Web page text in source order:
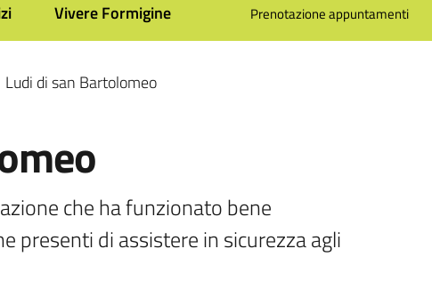
Vivere Formigine Prenotazione appuntamenti
Ludi di san Bartolomeo
che ha funzionato bene
presenti di assistere in sicurezza agli